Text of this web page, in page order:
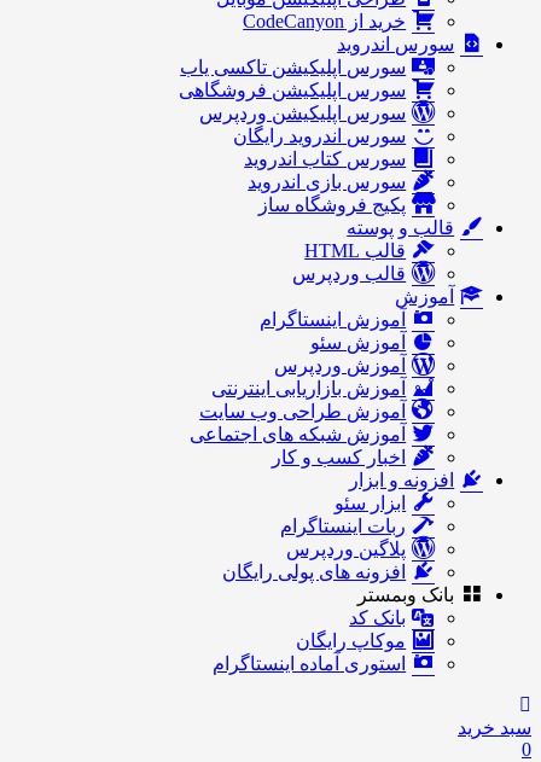
خرید از CodeCanyon
سورس اندروید
سورس اپلیکیشن تاکسی یاب
سورس اپلیکیشن فروشگاهی
سورس اپلیکیشن وردپرس
سورس اندروید رایگان
سورس کتاب اندروید
سورس بازی اندروید
پکیج فروشگاه ساز
قالب و پوسته
قالب HTML
قالب وردپرس
آموزش
آموزش اینستاگرام
آموزش سئو
آموزش وردپرس
آموزش بازاریابی اینترنتی
آموزش طراحی وب سایت
آموزش شبکه های اجتماعی
اخبار کسب و کار
افزونه و ابزار
ابزار سئو
ربات اینستاگرام
پلاگین وردپرس
افزونه های پولی رایگان
بانک وبمستر
بانک کد
موکاپ رایگان
استوری آماده اینستاگرام